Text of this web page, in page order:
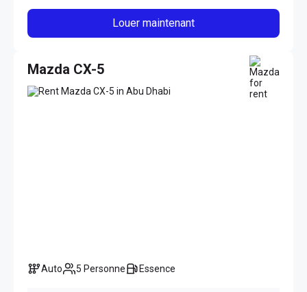
Louer maintenant
Mazda CX-5
Auto 5 Personne Essence